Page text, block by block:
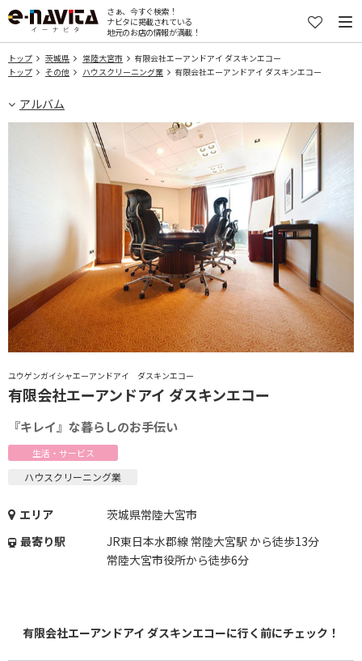
さぁ、今すぐ検索！
ナビタに掲載されている
地元のお店の情報が満載！
トップ 茨城県 常陸大宮市
有限会社エーアンドアイ ダスキンエコー
トップ
その他 ハウスクリーニング業 有限会社エーアンドアイ ダスキンエコー
アルバム
ユウゲンガイシャエーアンドアイ ダスキンエコー
有限会社エーアンドアイ ダスキンエコー
『キレイ』な暮らしのお手伝い
生活・サービス
ハウスクリーニング業
エリア
茨城県常陸大宮市
最寄り駅
JR東日本水郡線 常陸大宮駅 から徒歩13分
常陸大宮市役所から徒歩6分
有限会社エーアンドアイ ダスキンエコーに行く前にチェック！